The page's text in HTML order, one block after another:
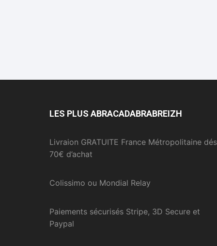
LES PLUS ABRACADABRABREIZH
Livraion GRATUITE France Métropolitaine dés
70€ d’achat
Colissimo ou Mondial Relay
Paiements sécurisés Stripe, 3D Secure et
Paypal